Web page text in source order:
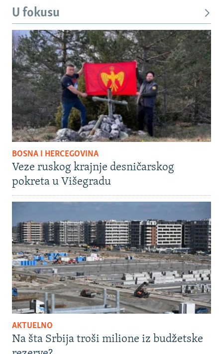
U fokusu
BOSNA I HERCEGOVINA
Veze ruskog krajnje desničarskog
pokreta u Višegradu
AKTUELNO
Na šta Srbija troši milione iz budžetske